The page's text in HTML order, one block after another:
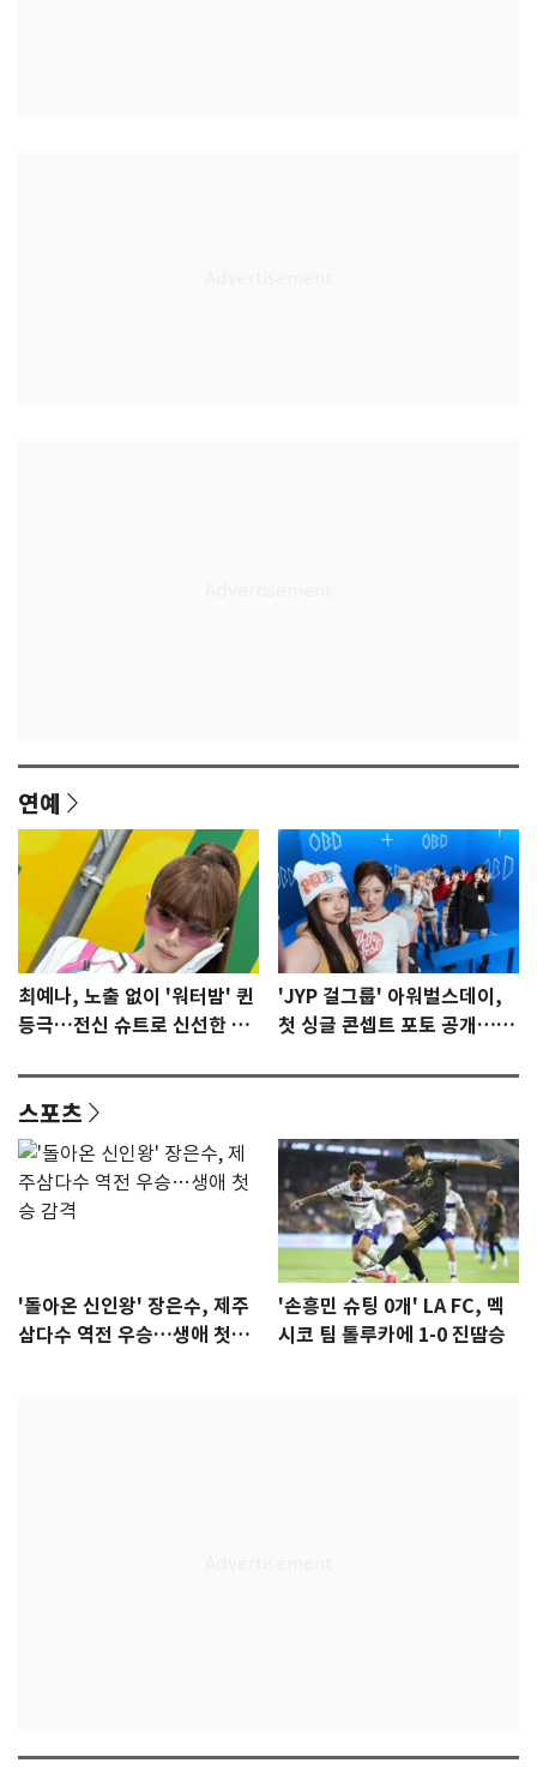
연예
최예나, 노출 없이 '워터밤' 퀸
등극…전신 슈트로 신선한 충
'JYP 걸그룹' 아워벌스데이,
첫 싱글 콘셉트 포토 공개…청
스포츠
'돌아온 신인왕' 장은수, 제주
삼다수 역전 우승…생애 첫승
'손흥민 슈팅 0개' LA FC, 멕
시코 팀 톨루카에 1-0 진땀승